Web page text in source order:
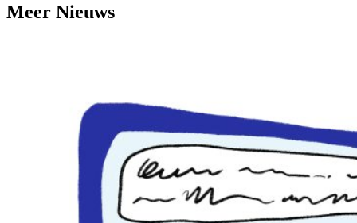
Meer Nieuws